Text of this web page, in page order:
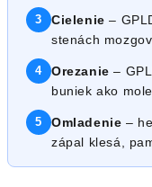
3 Cielenie –
stenách
4 Orezanie –
buniek ako
5 Omladenie –
zápal klesá,